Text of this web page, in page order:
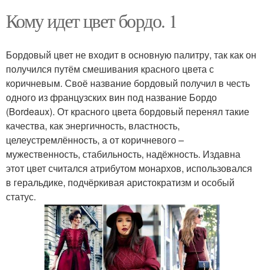
Кому идет цвет бордо. 1
Бордовый цвет не входит в основную палитру, так как он
получился путём смешивания красного цвета с
коричневым. Своё название бордовый получил в честь
одного из французских вин под название Бордо
(Bordeaux). От красного цвета бордовый перенял такие
качества, как энергичность, властность,
целеустремлённость, а от коричневого –
мужественность, стабильность, надёжность. Издавна
этот цвет считался атрибутом монархов, использовался
в геральдике, подчёркивая аристократизм и особый
статус.